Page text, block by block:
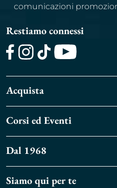
comunicazioni
Restiamo connessi
Acquista
Corsi ed Eventi
Dal 1968
Siamo qui per te